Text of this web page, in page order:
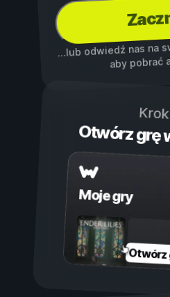
...lub odwiedź nas na
aby pobrać
Otwórz grę
Moje gry
Otwórz